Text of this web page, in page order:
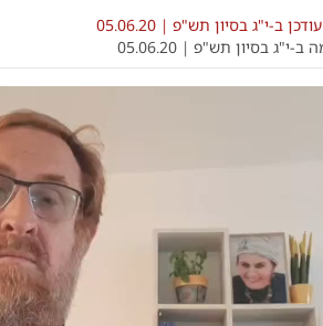
עודכן ב-י"ג בסיון תש"פ | 05.06.20
ב-י"ג בסיון תש"פ | 05.06.20